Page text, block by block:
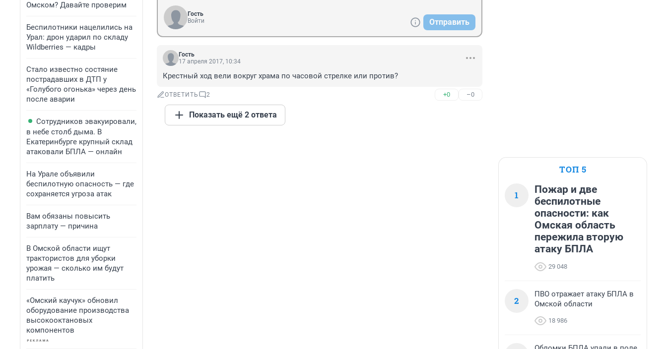
Омском? Давайте проверим
Беспилотники нацелились на
Урал: дрон ударил по складу
Wildberries — кадры
Стало известно состяние
пострадавших в ДТП у
«Голубого огонька» через день
после аварии
Сотрудников эвакуировали,
в небе столб дыма. В
Екатеринбурге крупный склад
атаковали БПЛА — онлайн
На Урале объявили
беспилотную опасность — где
сохраняется угроза атак
Вам обязаны повысить
зарплату — причина
В Омской области ищут
трактористов для уборки
урожая — сколько им будут
платить
«Омский каучук» обновил
оборудование производства
высокооктановых
компонентов
Гость
Войти
Отправить
Гость
17 апреля 2017, 10:34
Крестный ход вели вокруг храма по часовой стрелке или против?
ОТВЕТИТЬ 2 +0 –0
Показать ещё 2 ответа
ТОП 5
1
Пожар и две
беспилотные
опасности: как
Омская область
пережила вторую
атаку БПЛА
29 048
2
ПВО отражает атаку БПЛА в
Омской области
18 986